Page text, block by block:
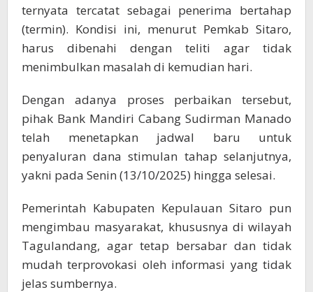
ternyata tercatat sebagai penerima bertahap
(termin). Kondisi ini, menurut Pemkab Sitaro,
harus dibenahi dengan teliti agar tidak
menimbulkan masalah di kemudian hari.
Dengan adanya proses perbaikan tersebut,
pihak Bank Mandiri Cabang Sudirman Manado
telah menetapkan jadwal baru untuk
penyaluran dana stimulan tahap selanjutnya,
yakni pada Senin (13/10/2025) hingga selesai.
Pemerintah Kabupaten Kepulauan Sitaro pun
mengimbau masyarakat, khususnya di wilayah
Tagulandang, agar tetap bersabar dan tidak
mudah terprovokasi oleh informasi yang tidak
jelas sumbernya.